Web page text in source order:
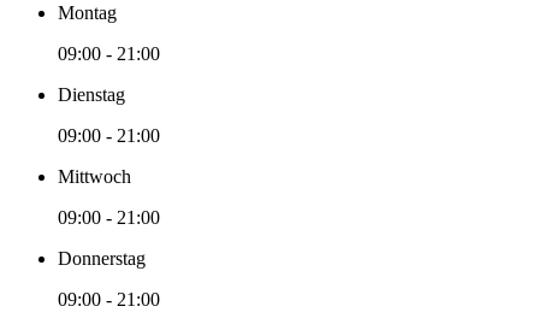
Montag
09:00 - 21:00
Dienstag
09:00 - 21:00
Mittwoch
09:00 - 21:00
Donnerstag
09:00 - 21:00